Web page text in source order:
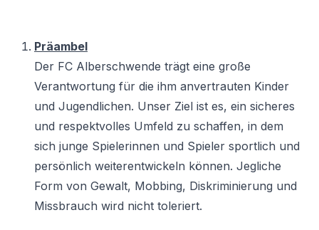
Präambel
Der FC Alberschwende trägt eine große
Verantwortung für die ihm anvertrauten Kinder
und Jugendlichen. Unser Ziel ist es, ein sicheres
und respektvolles Umfeld zu schaffen, in dem
sich junge Spielerinnen und Spieler sportlich und
persönlich weiterentwickeln können. Jegliche
Form von Gewalt, Mobbing, Diskriminierung und
Missbrauch wird nicht toleriert.